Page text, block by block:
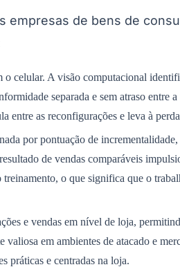
de bens de
celular. A visão computacional
separada e sem atraso entre
as reconfigurações e leva à
por pontuação de
de vendas comparáveis
o que significa que o
e vendas em nível de loja,
em ambientes de atacado e
práticas e centradas na loja.